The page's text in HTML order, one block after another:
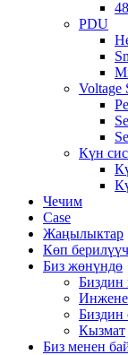
PDU
Voltage
Күн
Чечим
Case
Жаңылыктар
Көп
Биз жөнүндө
Биздин
Биздин
Кызмат
Биз менен